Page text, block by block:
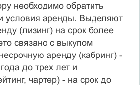
необходимо обратить
условия аренды. Выделяют
(лизинг) на срок более
связано с выкупом
аренду (кабринг) -
до трех лет и
чартер) - на срок до